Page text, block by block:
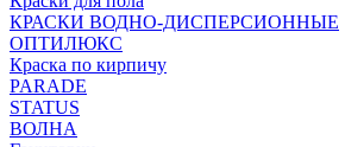
КРАСКИ ВОДНО-ДИСПЕРСИОННЫЕ
ОПТИЛЮКС
Краска по кирпичу
PARADE
STATUS
ВОЛНА